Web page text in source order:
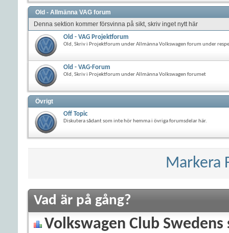
Old - Allmänna VAG forum
Denna sektion kommer försvinna på sikt, skriv inget nytt här
Old - VAG Projektforum
Old, Skriv i Projektforum under Allmänna Volkswagen forum under
Old - VAG-Forum
Old, Skriv i Projektforum under Allmänna Volkswagen forumet
Övrigt
Off Topic
Diskutera sådant som inte hör hemma i övriga forumsdelar här.
Markera
Vad är på gång?
Volkswagen Club